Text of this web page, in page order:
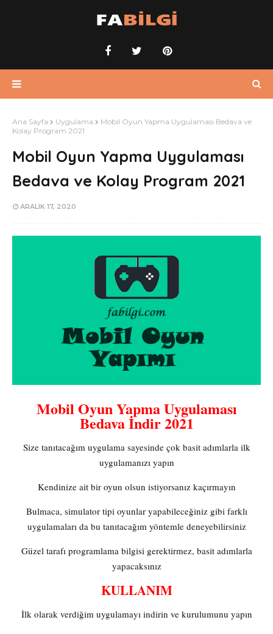
Ana Sayfa Uygulama
Mobil Oyun Yapma Uygulaması Bedava ve
Kolay Program 2021
Mobil Oyun Yapma Uygulaması
Bedava ve Kolay Program 2021
ARALIK 17, 2020
Mobil Oyun Yapma Uygulaması
Bedava İndir 2021
Size tanıtacağım uygulama sayesinde çok basit adımlarla ilk
uygulamanızı yapın
Kendinize ait bir oyun olsun istiyorsanız kaçırmayın
Bulmaca, simulator tipi oyunlar yapabileceğiniz gibi farklı
uygulamaları da bu tanıtacağım yöntemle deneyebilirsiniz
Güzel tarafı programlama bilgisi gerektirmez, basit adımlarla
yapacaksınız
KULLANIM
İlk olarak verdiğim uygulamayı indirin ve kurulumunu yapın